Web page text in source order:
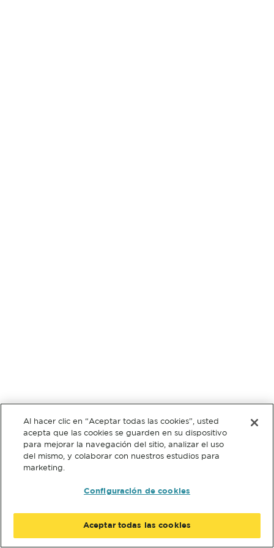
Al hacer clic en “Aceptar todas las cookies”, usted
acepta que las cookies se guarden en su dispositivo
para mejorar la navegación del sitio, analizar el uso
del mismo, y colaborar con nuestros estudios para
marketing.
Configuración de cookies
Aceptar todas las cookies